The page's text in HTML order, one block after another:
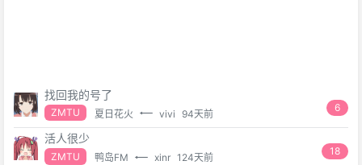
找回我的号了
ZMTU 夏日花火 vivi 94天前
6
活人很少
ZMTU 鸭岛FM xinr 124天前
18